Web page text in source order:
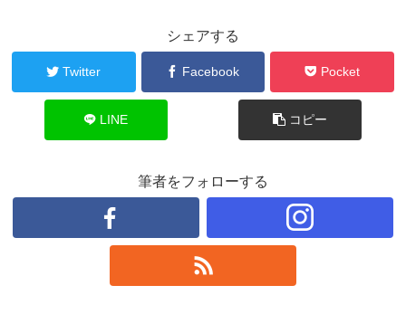
シェアする
Twitter Facebook Pocket
LINE コピー
筆者をフォローする